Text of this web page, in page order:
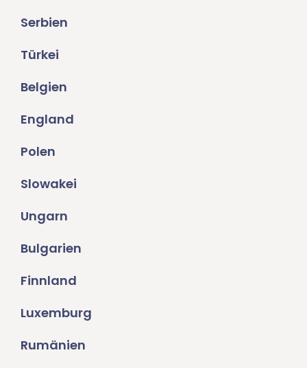
Serbien
Türkei
Belgien
England
Polen
Slowakei
Ungarn
Bulgarien
Finnland
Luxemburg
Rumänien